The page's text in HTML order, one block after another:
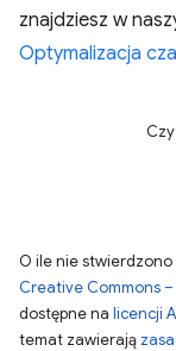
znajdziesz w
Optymalizacja
O ile nie
Creative Commons
dostępne na licencji
temat zawierają